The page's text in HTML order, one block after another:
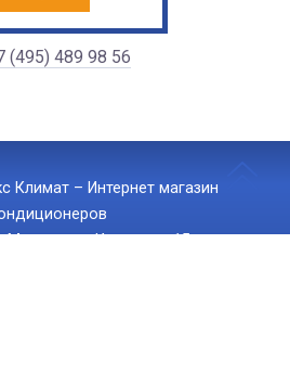
(495) 489 98 56
Климат – Интернет магазин
Москва, ул. Ижорская 15